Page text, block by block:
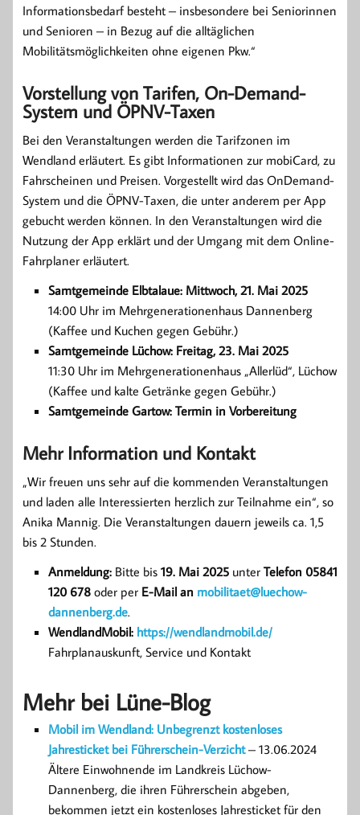
Informationsbedarf besteht – insbesondere bei Seniorinnen
und Senioren – in Bezug auf die alltäglichen
Mobilitätsmöglichkeiten ohne eigenen Pkw.“
Vorstellung von Tarifen, On-Demand-
System und ÖPNV-Taxen
Bei den Veranstaltungen werden die Tarifzonen im
Wendland erläutert. Es gibt Informationen zur mobiCard, zu
Fahrscheinen und Preisen. Vorgestellt wird das OnDemand-
System und die ÖPNV-Taxen, die unter anderem per App
gebucht werden können. In den Veranstaltungen wird die
Nutzung der App erklärt und der Umgang mit dem Online-
Fahrplaner erläutert.
Samtgemeinde Elbtalaue: Mittwoch, 21. Mai 2025
14:00 Uhr im Mehrgenerationenhaus Dannenberg
(Kaffee und Kuchen gegen Gebühr.)
Samtgemeinde Lüchow: Freitag, 23. Mai 2025
11:30 Uhr im Mehrgenerationenhaus „Allerlüd“, Lüchow
(Kaffee und kalte Getränke gegen Gebühr.)
Samtgemeinde Gartow: Termin in Vorbereitung
Mehr Information und Kontakt
„Wir freuen uns sehr auf die kommenden Veranstaltungen
und laden alle Interessierten herzlich zur Teilnahme ein“, so
Anika Mannig. Die Veranstaltungen dauern jeweils ca. 1,5
bis 2 Stunden.
Anmeldung: Bitte bis 19. Mai 2025 unter Telefon 05841
120 678 oder per E-Mail an mobilitaet@luechow-
dannenberg.de.
WendlandMobil: https://wendlandmobil.de/
Fahrplanauskunft, Service und Kontakt
Mehr bei Lüne-Blog
Mobil im Wendland: Unbegrenzt kostenloses
Jahresticket bei Führerschein-Verzicht– 13.06.2024
Ältere Einwohnende im Landkreis Lüchow-
Dannenberg, die ihren Führerschein abgeben,
bekommen jetzt ein kostenloses Jahresticket für den